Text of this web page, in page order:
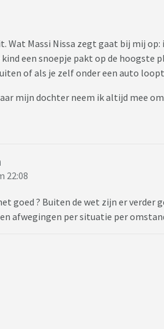
Wat Massi Nissa zegt gaat bij mij
een snoepje pakt op de hoogste
of als je zelf onder een auto
mijn dochter neem ik altijd mee
22:08
goed ? Buiten de wet zijn er verder
afwegingen per situatie per